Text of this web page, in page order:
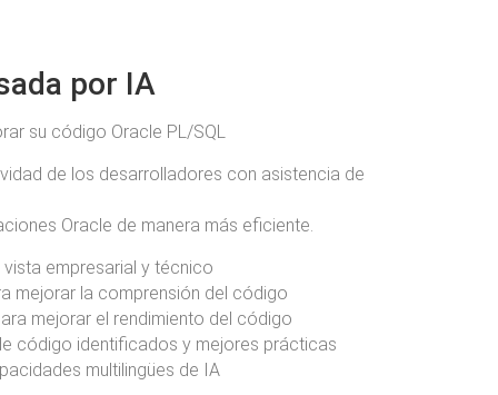
por IA
su código Oracle PL/SQL
de los desarrolladores con asistencia de
Oracle de manera más eficiente.
empresarial y técnico
mejorar la comprensión del código
mejorar el rendimiento del código
código identificados y mejores prácticas
multilingües de IA